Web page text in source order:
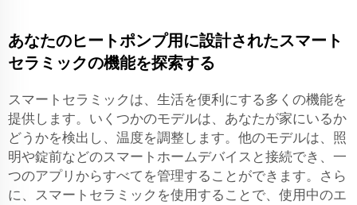
あなたのヒートポンプ用に設計されたスマート
セラミックの機能を探索する
スマートセラミックは、生活を便利にする多くの機能を
提供します。いくつかのモデルは、あなたが家にいるか
どうかを検出し、温度を調整します。他のモデルは、照
明や錠前などのスマートホームデバイスと接続でき、一
つのアプリからすべてを管理することができます。さら
に、スマートセラミックを使用することで、使用中のエ